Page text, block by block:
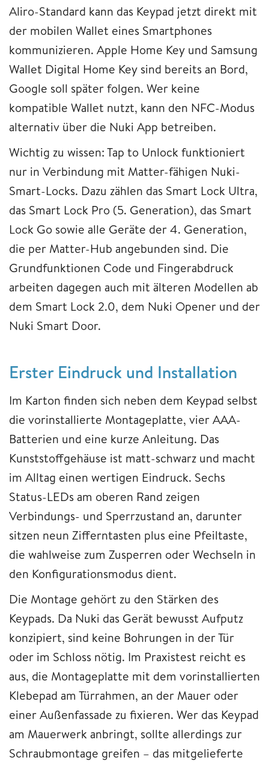
Aliro-Standard kann das Keypad jetzt direkt mit
der mobilen Wallet eines Smartphones
kommunizieren. Apple Home Key und Samsung
Wallet Digital Home Key sind bereits an Bord,
Google soll später folgen. Wer keine
kompatible Wallet nutzt, kann den NFC-Modus
alternativ über die Nuki App betreiben.
Wichtig zu wissen: Tap to Unlock funktioniert
nur in Verbindung mit Matter-fähigen Nuki-
Smart-Locks. Dazu zählen das Smart Lock Ultra,
das Smart Lock Pro (5. Generation), das Smart
Lock Go sowie alle Geräte der 4. Generation,
die per Matter-Hub angebunden sind. Die
Grundfunktionen Code und Fingerabdruck
arbeiten dagegen auch mit älteren Modellen ab
dem Smart Lock 2.0, dem Nuki Opener und der
Nuki Smart Door.
Erster Eindruck und Installation
Im Karton finden sich neben dem Keypad selbst
die vorinstallierte Montageplatte, vier AAA-
Batterien und eine kurze Anleitung. Das
Kunststoffgehäuse ist matt-schwarz und macht
im Alltag einen wertigen Eindruck. Sechs
Status-LEDs am oberen Rand zeigen
Verbindungs- und Sperrzustand an, darunter
sitzen neun Zifferntasten plus eine Pfeiltaste,
die wahlweise zum Zusperren oder Wechseln in
den Konfigurationsmodus dient.
Die Montage gehört zu den Stärken des
Keypads. Da Nuki das Gerät bewusst Aufputz
konzipiert, sind keine Bohrungen in der Tür
oder im Schloss nötig. Im Praxistest reicht es
aus, die Montageplatte mit dem vorinstallierten
Klebepad am Türrahmen, an der Mauer oder
einer Außenfassade zu fixieren. Wer das Keypad
am Mauerwerk anbringt, sollte allerdings zur
Schraubmontage greifen – das mitgelieferte